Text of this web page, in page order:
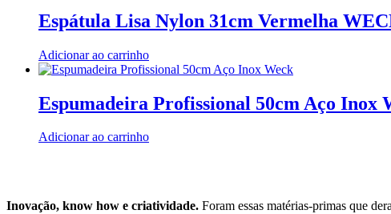
Espátula Lisa Nylon 31cm Vermelha
Adicionar ao carrinho
Espumadeira Profissional 50cm Aço Inox
Adicionar ao carrinho
Inovação, know how e criatividade. Foram essas matérias-primas que